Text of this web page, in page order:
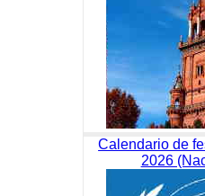
Calendario de
2026